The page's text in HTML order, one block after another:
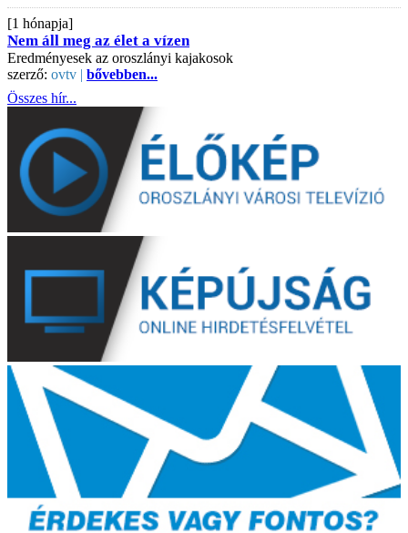
[1 hónapja]
Nem áll meg az élet a vízen
Eredményesek az oroszlányi kajakosok
szerző: ovtv | bővebben...
Összes hír...